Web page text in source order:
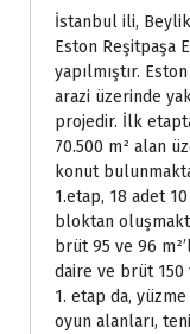
İstanbul ili,
Eston Reşitpaşa
yapılmıştır.
arazi üzerinde
projedir. İlk
70.500 m² alan
konut
1.etap, 18 adet
bloktan
brüt 95 ve 96
daire ve brüt 150
1. etap da,
oyun alanları,